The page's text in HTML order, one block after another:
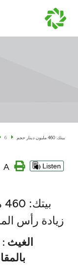
6
بيتك: 460 مليون دينار حجم
A Listen
زيادة رأس المال